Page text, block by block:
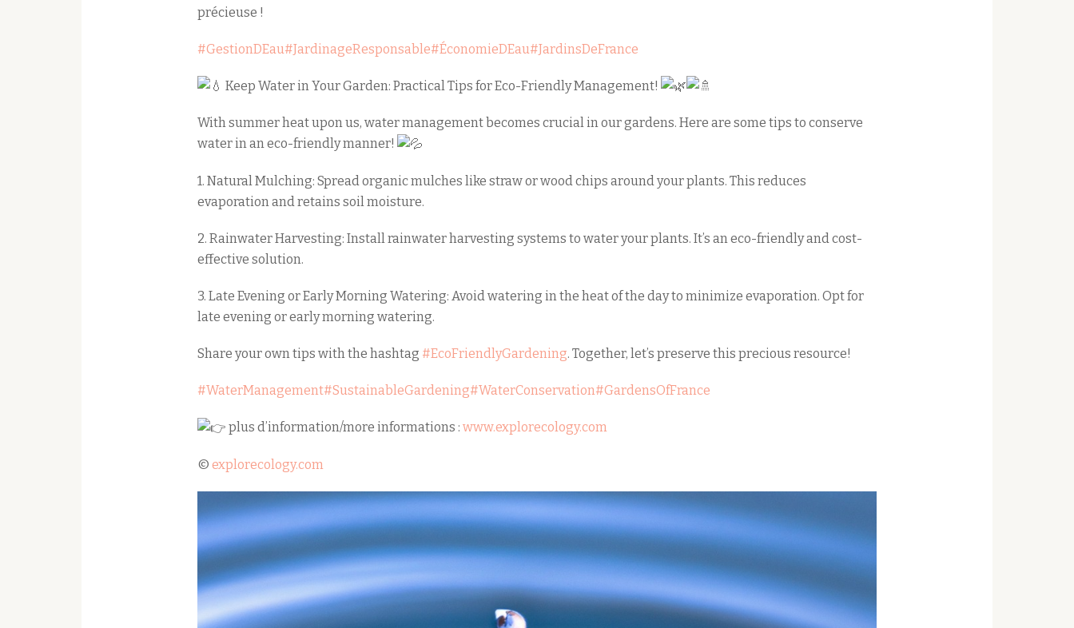
précieuse !
#GestionDEau#JardinageResponsable#ÉconomieDEau#JardinsDeFrance
Keep Water in Your Garden: Practical Tips for Eco-Friendly Management!
With summer heat upon us, water management becomes crucial in our gardens. Here are some tips to conserve
water in an eco-friendly manner!
1. Natural Mulching: Spread organic mulches like straw or wood chips around your plants. This reduces
evaporation and retains soil moisture.
2. Rainwater Harvesting: Install rainwater harvesting systems to water your plants. It’s an eco-friendly and cost-
effective solution.
3. Late Evening or Early Morning Watering: Avoid watering in the heat of the day to minimize evaporation. Opt for
late evening or early morning watering.
Share your own tips with the hashtag #EcoFriendlyGardening. Together, let’s preserve this precious resource!
#WaterManagement#SustainableGardening#WaterConservation#GardensOfFrance
plus d’information/more informations : www.explorecology.com
© explorecology.com